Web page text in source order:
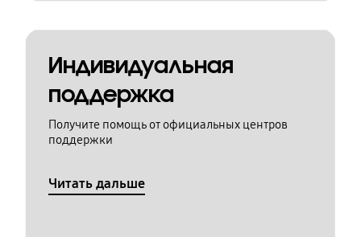
Индивидуальная
поддержка
Получите помощь от официальных центров
поддержки
Читать дальше